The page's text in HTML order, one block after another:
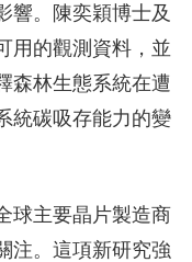
響。陳奕穎博士及
用的觀測資料，並
森林生態系統在遭
統碳吸存能力的變
球主要晶片製造商
注。這項新研究強